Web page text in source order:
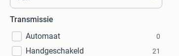
Transmissie
Automaat
0
Handgeschakeld 21